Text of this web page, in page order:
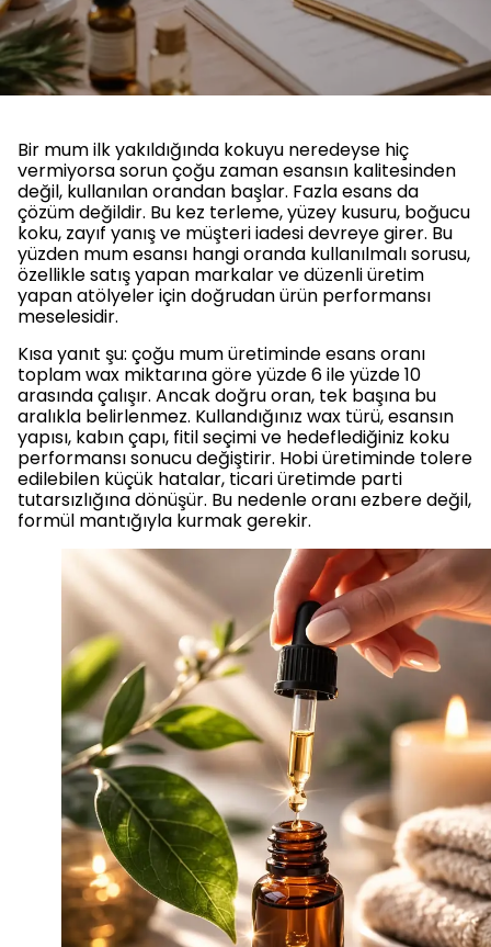
Bir mum ilk yakıldığında kokuyu neredeyse hiç
vermiyorsa sorun çoğu zaman esansın kalitesinden
değil, kullanılan orandan başlar. Fazla esans da
çözüm değildir. Bu kez terleme, yüzey kusuru, boğucu
koku, zayıf yanış ve müşteri iadesi devreye girer. Bu
yüzden mum esansı hangi oranda kullanılmalı sorusu,
özellikle satış yapan markalar ve düzenli üretim
yapan atölyeler için doğrudan ürün performansı
meselesidir.
Kısa yanıt şu: çoğu mum üretiminde esans oranı
toplam wax miktarına göre yüzde 6 ile yüzde 10
arasında çalışır. Ancak doğru oran, tek başına bu
aralıkla belirlenmez. Kullandığınız wax türü, esansın
yapısı, kabın çapı, fitil seçimi ve hedeflediğiniz koku
performansı sonucu değiştirir. Hobi üretiminde tolere
edilebilen küçük hatalar, ticari üretimde parti
tutarsızlığına dönüşür. Bu nedenle oranı ezbere değil,
formül mantığıyla kurmak gerekir.